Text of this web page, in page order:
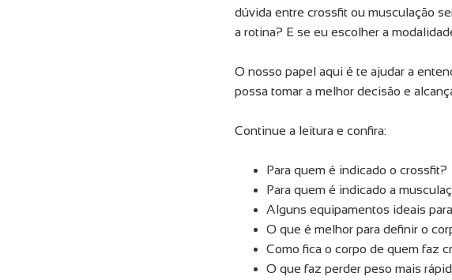
dúvida entre crossfit ou musculação
a rotina? E se eu escolher a
O nosso papel aqui é te ajudar a
possa tomar a melhor decisão e
Continue a leitura e confira:
Para quem é indicado o crossfit?
Para quem é indicado a
Alguns equipamentos ideais
O que é melhor para definir o
Como fica o corpo de quem faz
O que faz perder peso mais